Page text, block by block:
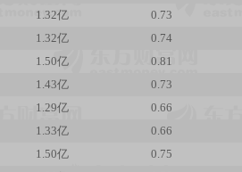
1.32亿 0.73
1.32亿 0.74
1.50亿 0.81
1.43亿 0.73
1.29亿 0.66
1.33亿 0.66
1.50亿 0.75